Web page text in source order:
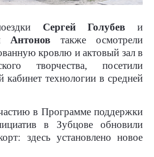
Сергей Голубев и
Антонов также осмотрели
кровлю и актовый зал в
творчества, посетили
кабинет технологии в средней
в Программе поддержки
в Зубцове обновили
здесь установлено новое